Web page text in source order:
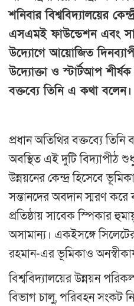
শনিবার বিশ্ববিদ্যালয়ের
এসএমই ফাউন্ডেশন এবং
উদ্যোগে আয়োজিত
উদ্যোক্তা ও স্টার্টআপ
বক্তব্যে তিনি এ কথা বলেন।
প্রধান অতিথির বক্তব্যে তিনি
অবস্থিত এই দুটি বিদ্যাপীঠ
উন্নয়নের কেন্দ্র হিসেবে
সন্তানদের অবদান স্মরণ করে
প্রতিষ্ঠায় সাবেক স্পিকার
অসামান্য। একইসঙ্গে
রহমান-এর ভূমিকাও
বিশ্ববিদ্যালয়ের উন্নয়ন
বিভাগ চালু, পরিবহন সংকট